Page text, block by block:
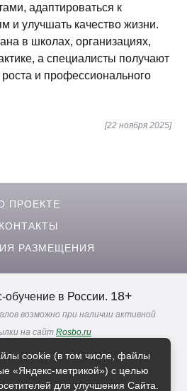
адаптироваться к
и улучшать качество жизни.
в школах, организациях,
а специалисты получают
и профессионального
[22 ноября 2025]
ПРОЕКТЕ
КОНТАКТЫ
РАЗМЕЩЕНИЯ
обучение в России. 18+
возможно при наличии активной
на сайт Rosbo.ru
обработки персональных данных
cookie (в том числе, файлы
«Яндекс-метрикой») с целью
для улучшения Сайта.